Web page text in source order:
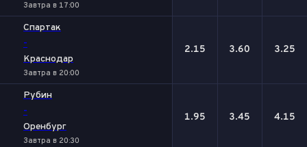
Завтра в 17:00
Спартак
-
Краснодар
Завтра в 20:00
2.15 3.60 3.25
Рубин
-
Оренбург
Завтра в 20:30
1.95 3.45 4.15